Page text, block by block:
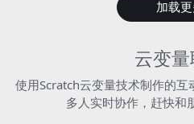
加载
云变
使用Scratch云变量技术制作的
多人实时协作，赶快和